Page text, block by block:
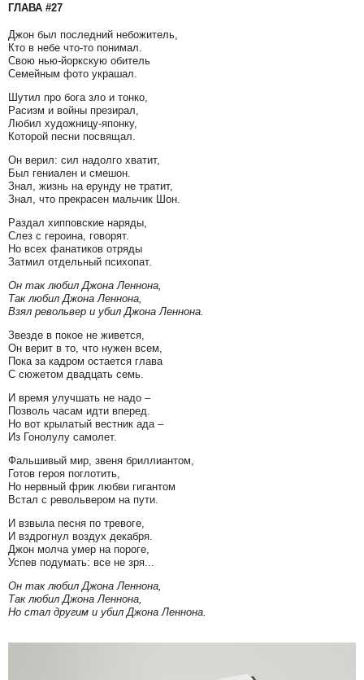
ГЛАВА #27
Джон был последний небожитель,
Кто в небе что-то понимал.
Свою нью-йоркскую обитель
Семейным фото украшал.
Шутил про бога зло и тонко,
Расизм и войны презирал,
Любил художницу-японку,
Которой песни посвящал.
Он верил: сил надолго хватит,
Был гениален и смешон.
Знал, жизнь на ерунду не тратит,
Знал, что прекрасен мальчик Шон.
Раздал хипповские наряды,
Слез с героина, говорят.
Но всех фанатиков отряды
Затмил отдельный психопат.
Он так любил Джона Леннона,
Так любил Джона Леннона,
Взял револьвер и убил Джона Леннона.
Звезде в покое не живется,
Он верит в то, что нужен всем,
Пока за кадром остается глава
С сюжетом двадцать семь.
И время улучшать не надо –
Позволь часам идти вперед.
Но вот крылатый вестник ада –
Из Гонолулу самолет.
Фальшивый мир, звеня бриллиантом,
Готов героя поглотить,
Но нервный фрик любви гигантом
Встал с револьвером на пути.
И взвыла песня по тревоге,
И вздрогнул воздух декабря.
Джон молча умер на пороге,
Успев подумать: все не зря...
Он так любил Джона Леннона,
Так любил Джона Леннона,
Но стал другим и убил Джона Леннона.